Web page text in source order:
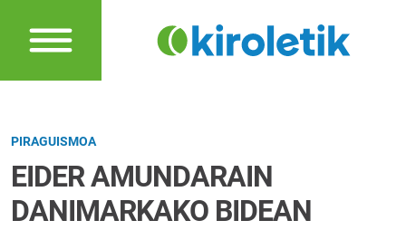
PIRAGUISMOA
EIDER AMUNDARAIN
DANIMARKAKO BIDEAN